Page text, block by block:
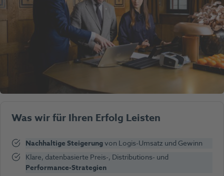
Was wir für Ihren Erfolg Leisten
Nachhaltige Steigerungvon Logis-Umsatz und Gewinn
Klare, datenbasierte Preis-, Distributions- und
Performance-Strategien